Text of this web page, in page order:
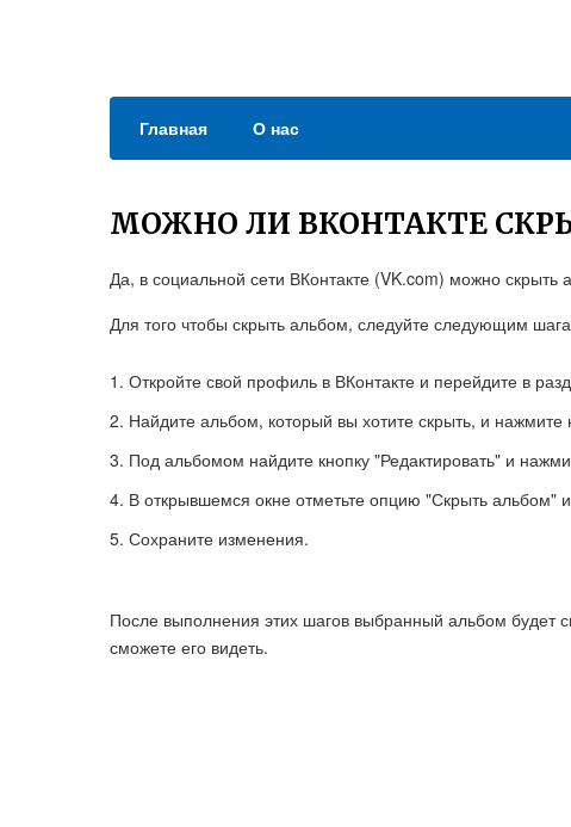
Главная О нас
МОЖНО ЛИ ВКОНТАКТЕ
Да, в социальной сети ВКонтакте (VK.com) можно
Для того чтобы скрыть альбом, следуйте следующим
Откройте свой профиль в ВКонтакте и перейдите в
Найдите альбом, который вы хотите скрыть, и нажмите
Под альбомом найдите кнопку "Редактировать" и
В открывшемся окне отметьте опцию "Скрыть
Сохраните изменения.
После выполнения этих шагов выбранный альбом будет
сможете его видеть.